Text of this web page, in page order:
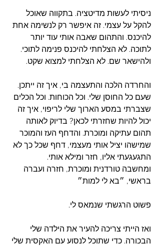
ניסיתי לעשות מדיטציה. בתקווה שאוכל
להקל על עצמי. זה איפשר רק לנשימה אחת
להיכנס. והתהום שאבה אותי עוד יותר
לתוכה. לא הצלחתי להיכנס פנימה לתוכי.
ולהישאר שם. לא הצלחתי למצוא שקט.
והחרדה הלכה והתעצמה בי, איך זה ייתכן.
שעם כל החוסן שלי. וכל הכוחות. וכל הכלים
שצברתי במסע הארוך שלי לריפוי, איך זה
יכול להיות שחזרתי לכאן? בדיוק לאותה
תהום עתיקה ומוכרת. והדחף העז והמוכר
שמישהו יציל אותי מעצמי, דחף שכל כך לא
התגעגעתי אליו, חזר ומילא אותי.
ומחשבה טורדנית ומוכרת, חזרה ועברה
בראשי, ״בא לי למות״
פשוט הרגשתי שנמאס לי.
ואז הייתי צריכה להעיר את הילדה שלי
הבכורה. כדי שתוכל לנסוע עם האקסית שלי